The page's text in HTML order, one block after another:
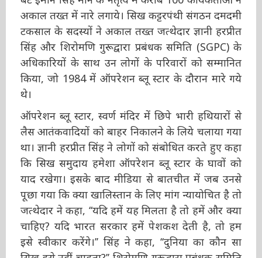
करीब 100 कार्यकर्ताओं ने अकाल तख्त में नारे लगाये।
सिख कट्टरपंथी संगठन दमदमी टकसाल के सदस्यों ने
अकाल तख्त जत्थेदार ज्ञानी हरप्रीत सिंह और शिरोमणि
गुरूद्वारा प्रबंधक समिति (SGPC) के अधिकारियों के
साथ उन लोगों के परिवारों को सम्मानित किया, जो
1984 में ऑपरेशन ब्लू स्टार के दौरान मारे गये थे।
ऑपरेशन ब्लू स्टार, स्वर्ण मंदिर में छिपे भारी हथियारों से
लैस आतंकवादियों को बाहर निकालने के लिये चलाया
गया था। ज्ञानी हरप्रीत सिंह ने लोगों को संबोधित करते
हुए कहा कि सिख समुदाय हमेशा ऑपरेशन ब्लू स्टार के
घावों को याद रखेगा। इसके बाद मीडिया से बातचीत में
जब उनसे पूछा गया कि क्या खालिस्तान के लिए मांग
न्यायोचित है तो जत्थेदार ने कहा, ‘‘यदि हमें यह मिलता
है तो हमें और क्या चाहिए? यदि भारत सरकार हमें
पेशकश देती है, तो हम इसे स्वीकार करेंगे।’’ सिंह ने
कहा, ‘‘दुनिया का कौन सा सिख इसे नहीं चाहता?’’